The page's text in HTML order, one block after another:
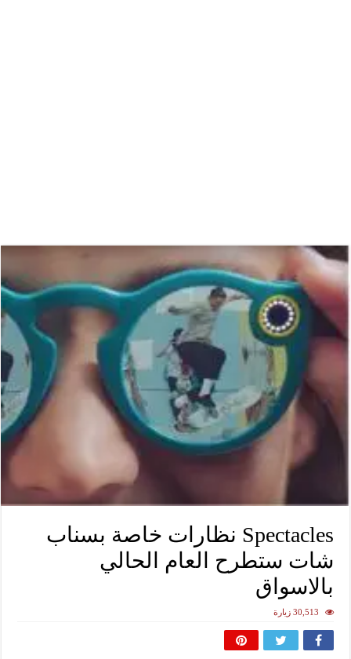
Spectacles نظارات خاصة بسناب
شات ستطرح العام الحالي
بالاسواق
30,513 زيارة